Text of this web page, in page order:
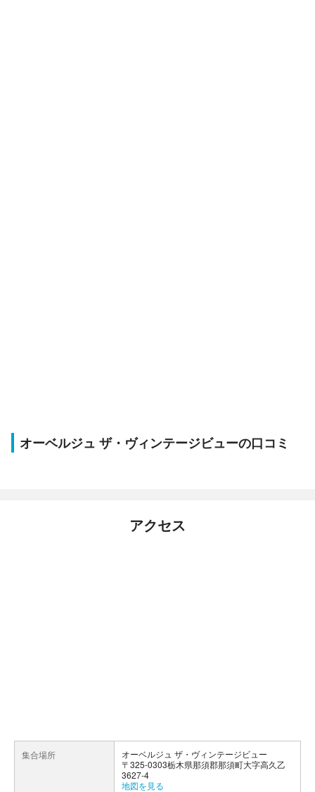
オーベルジュ ザ・ヴィンテージビューの口コミ
アクセス
集合場所
オーベルジュ ザ・ヴィンテージビュー
〒325-0303栃木県那須郡那須町大字高久乙
3627-4
地図を見る